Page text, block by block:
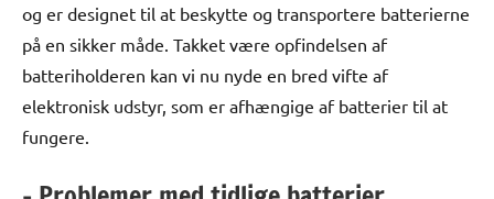
og er designet til at beskytte og transportere batterierne
på en sikker måde. Takket være opfindelsen af
batteriholderen kan vi nu nyde en bred vifte af
elektronisk udstyr, som er afhængige af batterier til at
fungere.